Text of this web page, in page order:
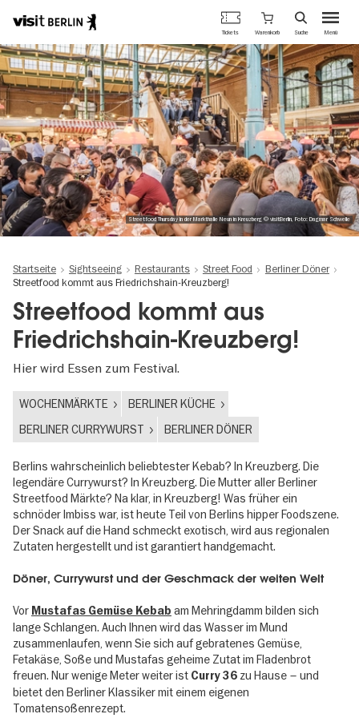
Direkt
zum
Inhalt
Berlins
offizielles
Tourismusportal
Menü
Tickets Warenkorb Suche
Streetfood Thursday in der Markthalle Neun in Kreuzberg © visitBerlin, Foto: Dagmar Schwelle
Startseite Sightseeing Restaurants Street Food
Berliner Döner
Streetfood kommt aus Friedrichshain-Kreuzberg!
Streetfood kommt aus
Friedrichshain-Kreuzberg!
Hier wird Essen zum Festival.
WOCHENMÄRKTE
BERLINER KÜCHE
BERLINER CURRYWURST
BERLINER DÖNER
Berlins wahrscheinlich beliebtester Kebab? In Kreuzberg. Die
legendäre Currywurst? In Kreuzberg. Die Mutter aller Berliner
Streetfood Märkte? Na klar, in Kreuzberg! Was früher ein
schnöder Imbiss war, ist heute Teil von Berlins hipper Foodszene.
Der Snack auf die Hand schmeckt exotisch, wird aus regionalen
Zutaten hergestellt und ist garantiert handgemacht.
Döner, Currywurst und der Geschmack der weiten Welt
Vor Mustafas Gemüse Kebab am Mehringdamm bilden sich
lange Schlangen. Auch Ihnen wird das Wasser im Mund
zusammenlaufen, wenn Sie sich auf gebratenes Gemüse,
Fetakäse, Soße und Mustafas geheime Zutat im Fladenbrot
freuen. Nur wenige Meter weiter ist Curry 36 zu Hause – und
bietet den Berliner Klassiker mit einem eigenen
Tomatensoßenrezept.